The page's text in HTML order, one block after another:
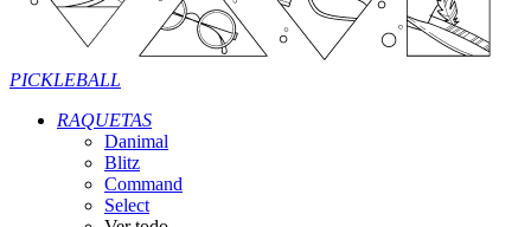
PICKLEBALL
RAQUETAS
Danimal
Blitz
Command
Select